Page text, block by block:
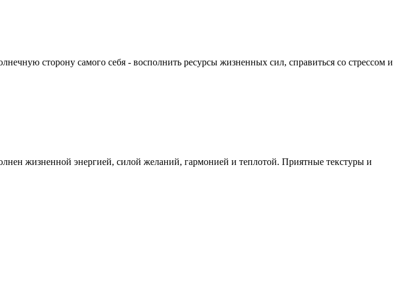
сторону самого себя - восполнить ресурсы жизненных сил, справиться со стрессом и
жизненной энергией, силой желаний, гармонией и теплотой. Приятные текстуры и